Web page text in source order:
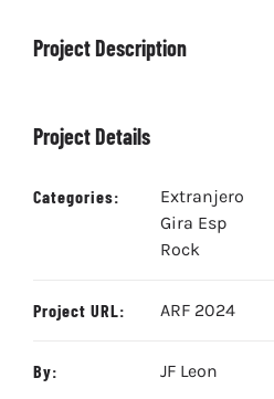
Project Description
Project Details
Categories:
Extranjero
Gira Esp
Rock
Project URL: ARF 2024
By: JF Leon